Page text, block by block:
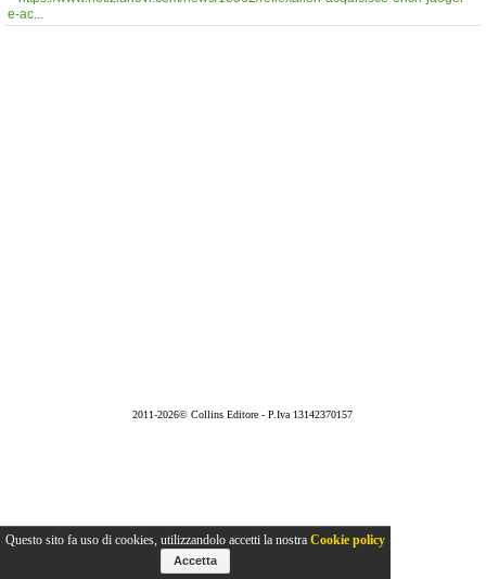
e-ac...
2011-2026© Collins Editore - P.Iva 13142370157
Questo sito fa uso di cookies, utilizzandolo accetti la nostra Cookie policy
Accetta